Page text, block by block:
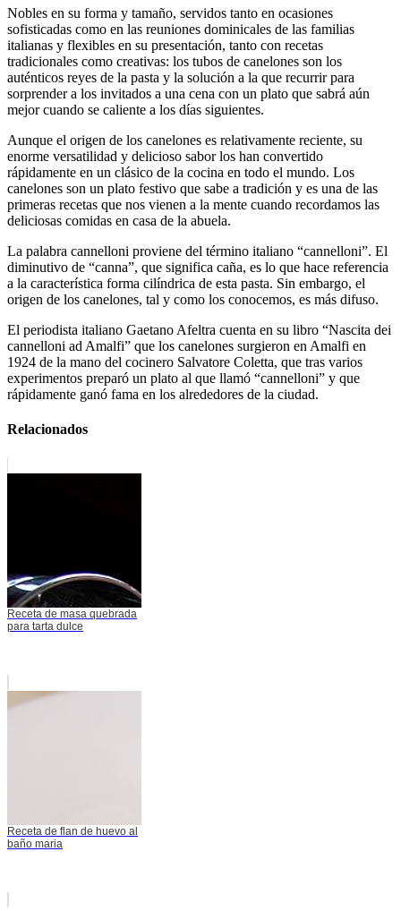
Nobles en su forma y tamaño, servidos tanto en ocasiones
sofisticadas como en las reuniones dominicales de las familias
italianas y flexibles en su presentación, tanto con recetas
tradicionales como creativas: los tubos de canelones son los
auténticos reyes de la pasta y la solución a la que recurrir para
sorprender a los invitados a una cena con un plato que sabrá aún
mejor cuando se caliente a los días siguientes.
Aunque el origen de los canelones es relativamente reciente, su
enorme versatilidad y delicioso sabor los han convertido
rápidamente en un clásico de la cocina en todo el mundo. Los
canelones son un plato festivo que sabe a tradición y es una de las
primeras recetas que nos vienen a la mente cuando recordamos las
deliciosas comidas en casa de la abuela.
La palabra cannelloni proviene del término italiano “cannelloni”. El
diminutivo de “canna”, que significa caña, es lo que hace referencia
a la característica forma cilíndrica de esta pasta. Sin embargo, el
origen de los canelones, tal y como los conocemos, es más difuso.
El periodista italiano Gaetano Afeltra cuenta en su libro “Nascita dei
cannelloni ad Amalfi” que los canelones surgieron en Amalfi en
1924 de la mano del cocinero Salvatore Coletta, que tras varios
experimentos preparó un plato al que llamó “cannelloni” y que
rápidamente ganó fama en los alrededores de la ciudad.
Relacionados
Receta de masa quebrada
para tarta dulce
Receta de flan de huevo al
baño maria